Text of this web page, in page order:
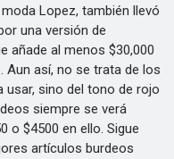
Lopez, también llevó
una versión de
añade al menos $30,000
Aun así, no se trata de los
usar, sino del tono de rojo
siempre se verá
o $4500 en ello. Sigue
artículos burdeos